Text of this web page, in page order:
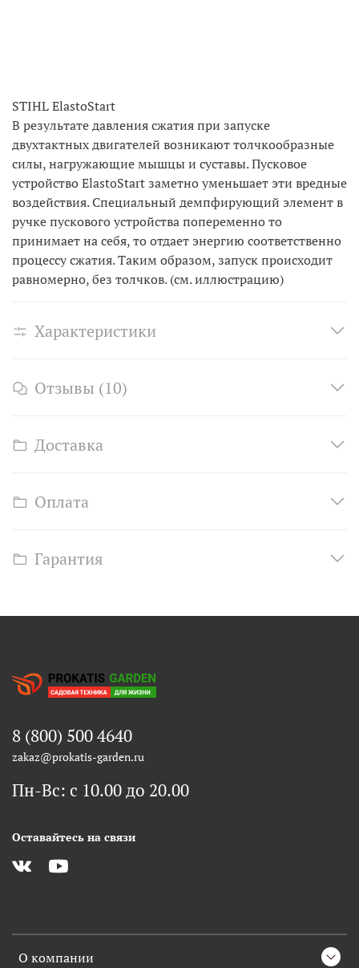
STIHL ElastoStart
В результате давления сжатия при запуске
двухтактных двигателей возникают толчкообразные
силы, нагружающие мышцы и суставы. Пусковое
устройство ElastoStart заметно уменьшает эти вредные
воздействия. Специальный демпфирующий элемент в
ручке пускового устройства попеременно то
принимает на себя, то отдает энергию соответственно
процессу сжатия. Таким образом, запуск происходит
равномерно, без толчков. (см. иллюстрацию)
Характеристики
Отзывы (10)
Доставка
Оплата
Гарантия
О компании
8 (800) 500 4640
zakaz@prokatis-garden.ru
Пн-Вс: с 10.00 до 20.00
Оставайтесь на связи